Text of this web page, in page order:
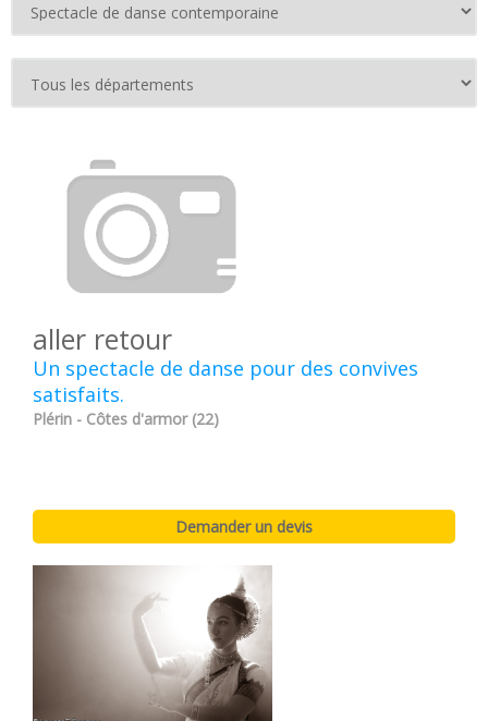
aller retour
Un spectacle de danse pour des convives
satisfaits.
Plérin - Côtes d'armor (22)